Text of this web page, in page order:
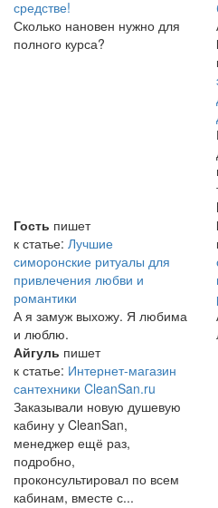
средстве!
Сколько нановен нужно для
полного курса?
Гость пишет
к статье: Лучшие
симоронские ритуалы для
привлечения любви и
романтики
А я замуж выхожу. Я любима
и люблю.
Айгуль пишет
к статье: Интернет-магазин
сантехники CleanSan.ru
Заказывали новую душевую
кабину у CleanSan,
менеджер ещё раз,
подробно,
проконсультировал по всем
кабинам, вместе с...